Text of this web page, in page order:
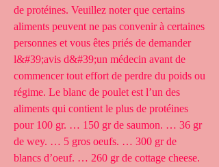
de protéines. Veuillez noter que certains
aliments peuvent ne pas convenir à certaines
personnes et vous êtes priés de demander
l&#39;avis d&#39;un médecin avant de
commencer tout effort de perdre du poids ou
régime. Le blanc de poulet est l’un des
aliments qui contient le plus de protéines
pour 100 gr. … 150 gr de saumon. … 36 gr
de wey. … 5 gros oeufs. … 300 gr de
blancs d’oeuf. … 260 gr de cottage cheese.